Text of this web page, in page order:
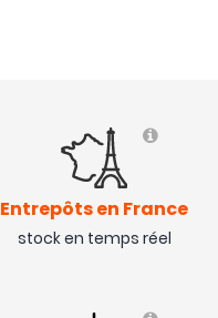
Entrepôts en France
stock en temps réel